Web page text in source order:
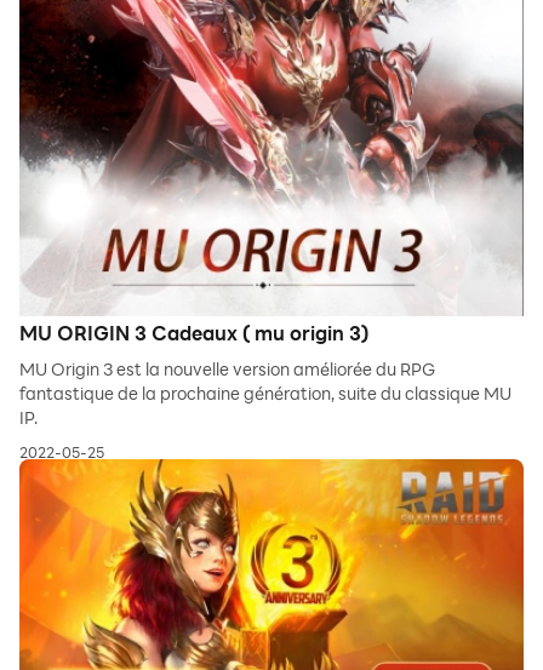
MU ORIGIN 3 Cadeaux ( mu origin 3)
MU Origin 3 est la nouvelle version améliorée du RPG
fantastique de la prochaine génération, suite du classique MU
IP.
2022-05-25